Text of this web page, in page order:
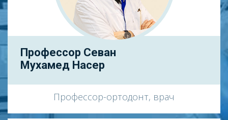
Профессор Севан
Мухамед Насер
Профессор-ортодонт, врач